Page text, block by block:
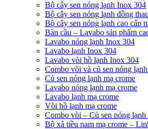
Bộ cây sen nóng lạnh Inox 304
Bộ cây sen nóng lạnh đồng
Bộ cây sen nóng lạnh cao cấp
Bàn cầu – Lavabo sản phẩm
Lavabo nóng lạnh Inox 304
Lavabo lạnh Inox 304
Lavabo vòi hồ lạnh Inox 304
Combo vòi và củ sen nóng
Củ sen nóng lạnh mạ crome
Lavabo nóng lạnh mạ crome
Lavabo lạnh mạ crome
Vòi hồ lạnh mạ crome
Combo vòi – Củ sen nóng lạnh
Bộ xả tiều nam mạ crome –